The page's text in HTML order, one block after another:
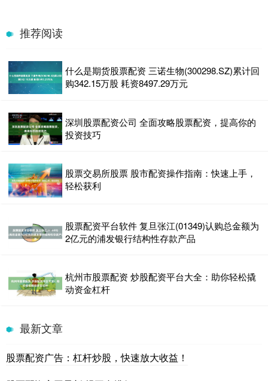
推荐阅读
什么是期货股票配资 三诺生物(300298.SZ)累计回
购342.15万股 耗资8497.29万元
深圳股票配资公司 全面攻略股票配资，提高你的
投资技巧
股票交易所股票 股市配资操作指南：快速上手，
轻松获利
股票配资平台软件 复旦张江(01349)认购总金额为
2亿元的浦发银行结构性存款产品
杭州市股票配资 炒股配资平台大全：助你轻松撬
动资金杠杆
最新文章
股票配资广告：杠杆炒股，快速放大收益！